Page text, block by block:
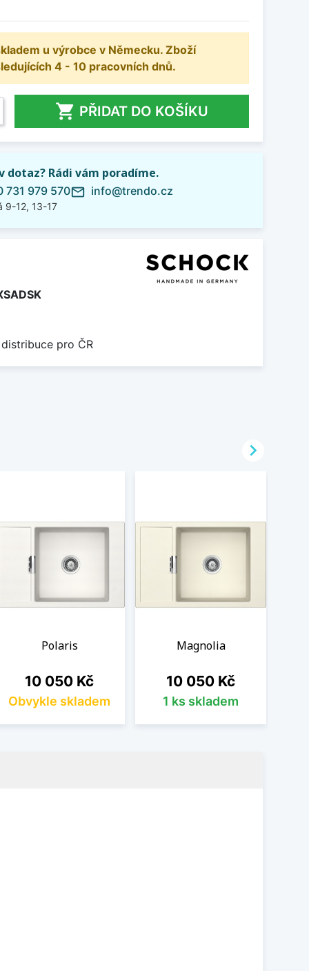
u výrobce v Německu. Zboží
4 - 10 pracovních dnů.
 PŘIDAT DO KOŠÍKU
dotaz? Rádi vám poradíme.
731 979 570
9-12, 13-17
mail_outline info@trendo.cz
pro ČR
Polaris
Cena
10 050 Kč
Obvykle skladem
Magnolia
Cena
10 050 Kč
1 ks skladem
